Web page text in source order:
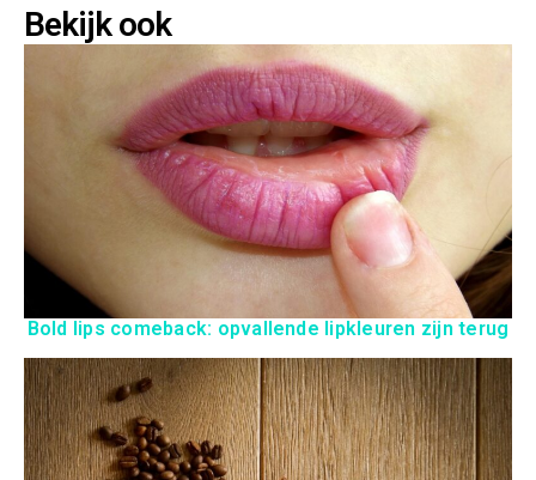
Bekijk ook
Bold lips comeback: opvallende lipkleuren zijn terug